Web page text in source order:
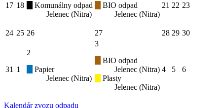
17 18
Komunálny odpad
Jelenec (Nitra)
BIO odpad
Jelenec (Nitra)
21 22 23
24 25 26 27 28 29 30
31 1
2
Papier
Jelenec (Nitra)
3
BIO odpad
Jelenec (Nitra)
Plasty
Jelenec (Nitra)
4 5 6
Kalendár zvozu odpadu